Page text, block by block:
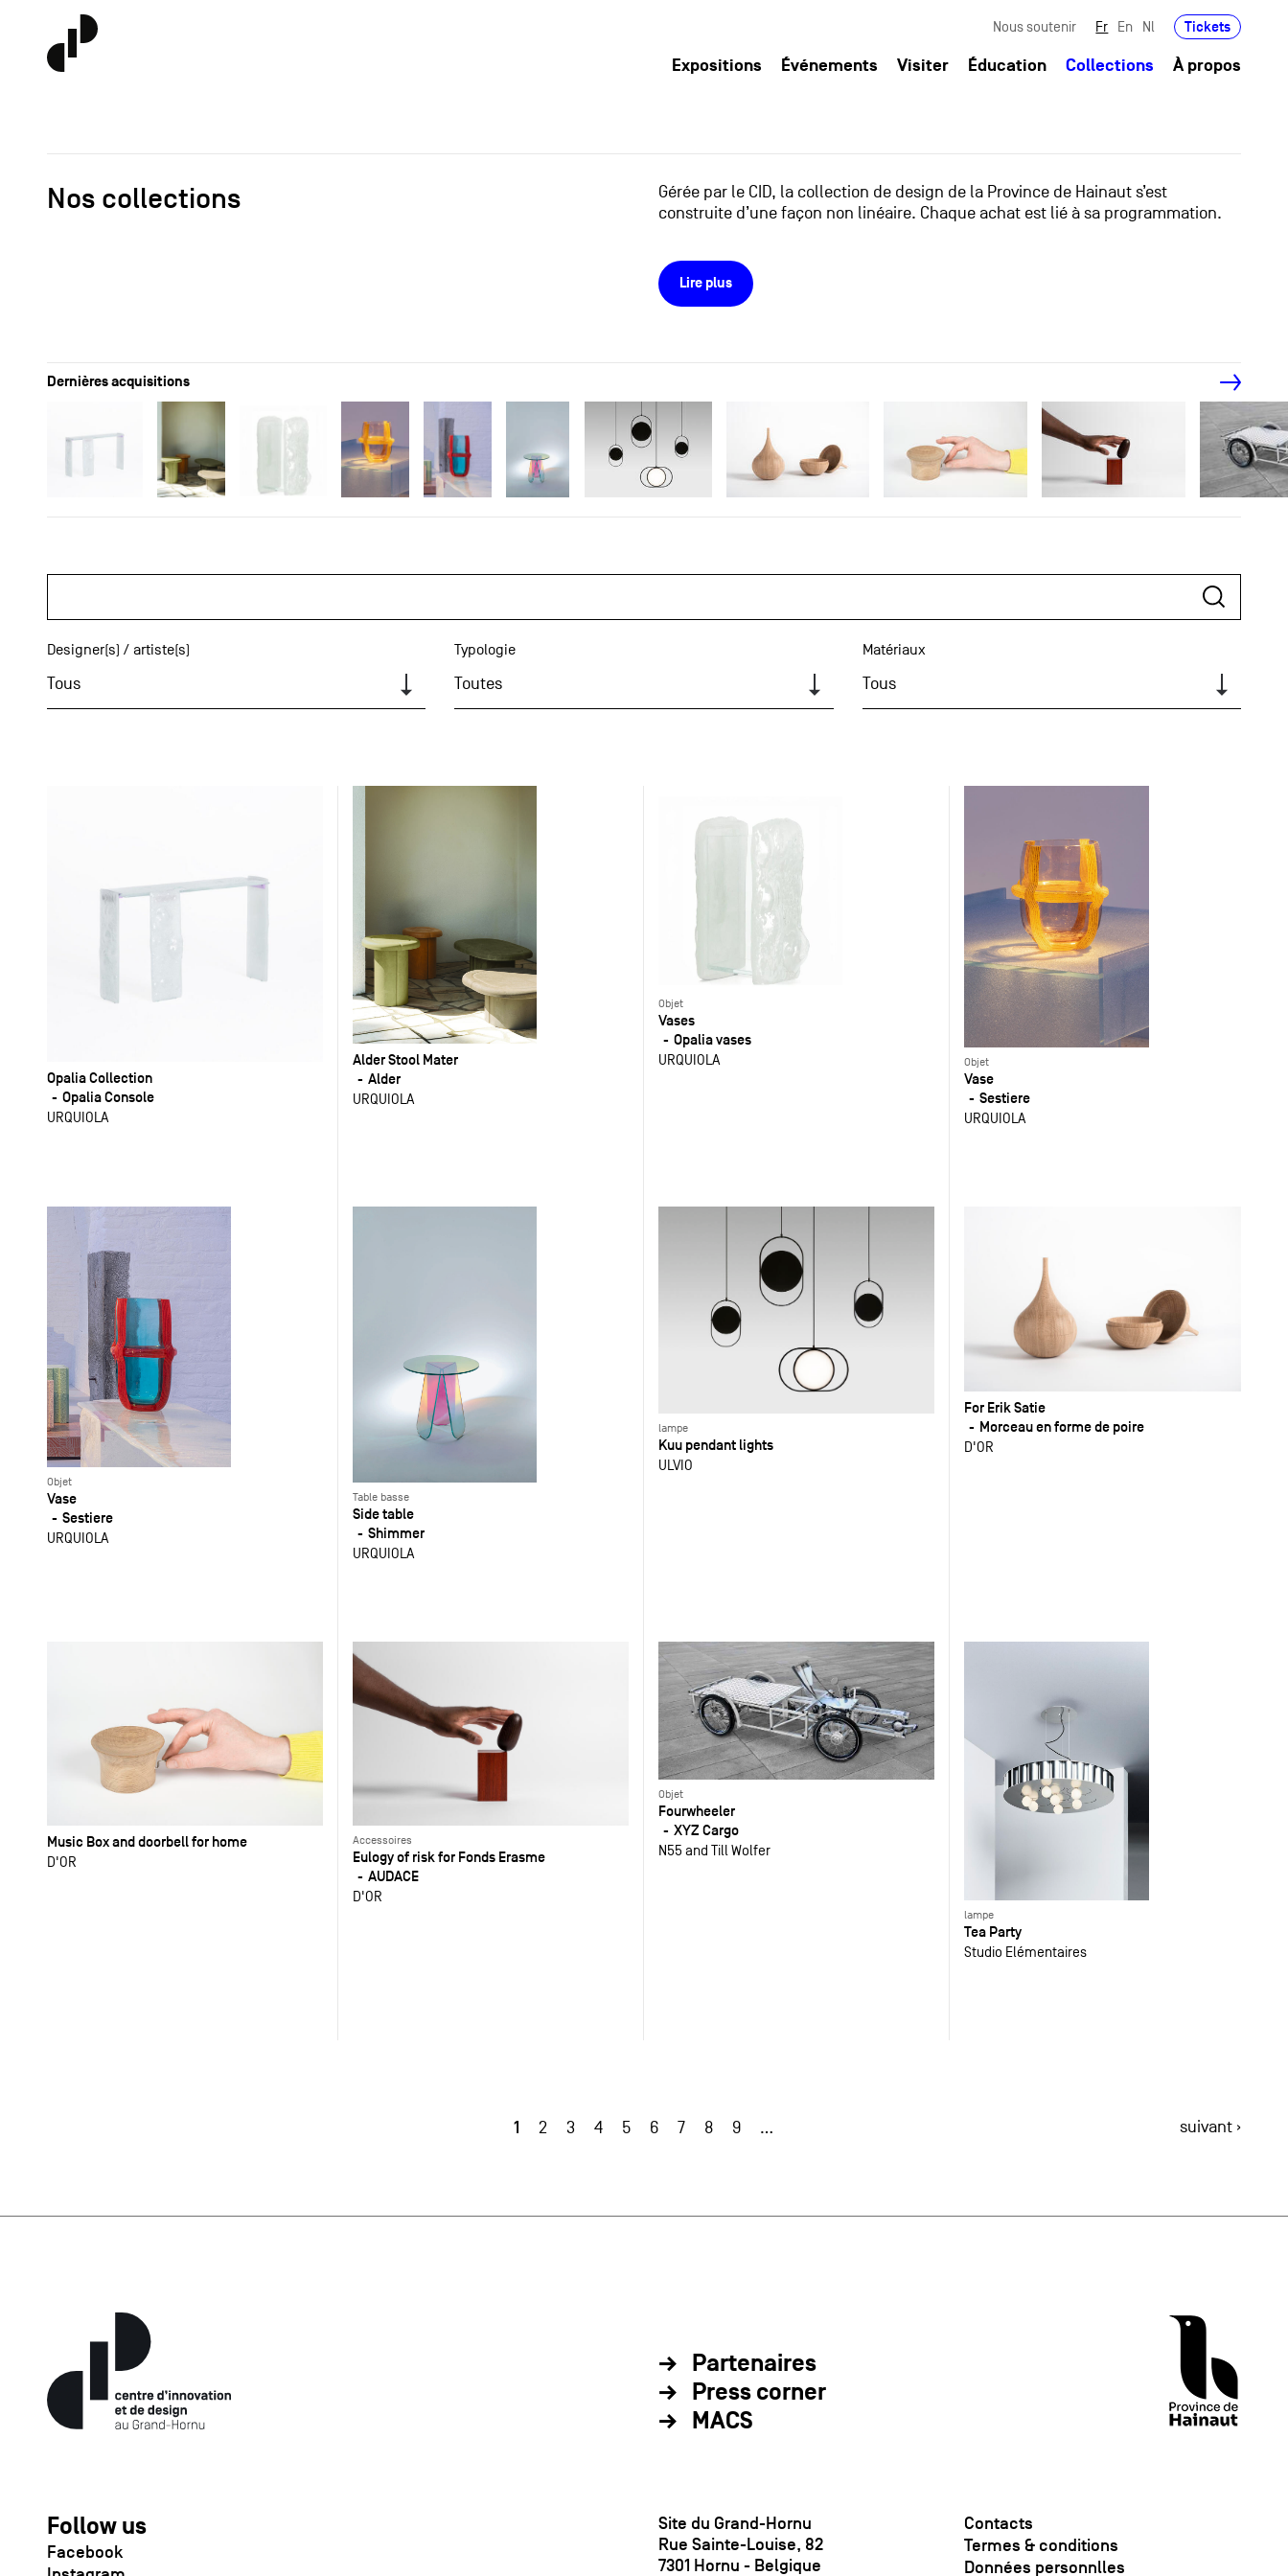
Nous soutenir Fr En Nl Tickets
Expositions Événements Visiter Éducation Collections À propos
Nos collections
Gérée par le CID, la collection de design de la Province de Hainaut s’est
construite d’une façon non linéaire. Chaque achat est lié à sa programmation.
Lire plus
Dernières acquisitions
Designer(s) / artiste(s)
Tous
Typologie
Toutes
Matériaux
Tous
Opalia Collection
Opalia Console
URQUIOLA
Alder Stool Mater
Alder
URQUIOLA
Objet
Vases
Opalia vases
URQUIOLA Objet
Vase
Sestiere
URQUIOLA
Objet
Vase
Sestiere
URQUIOLA
Table basse
Side table
Shimmer
URQUIOLA
lampe
Kuu pendant lights
ULVIO
For Erik Satie
Morceau en forme de poire
D'OR
Music Box and doorbell for home
D'OR
Accessoires
Eulogy of risk for Fonds Erasme
AUDACE
D'OR
Objet
Fourwheeler
XYZ Cargo
N55 and Till Wolfer
lampe
Tea Party
Studio Elémentaires
1 2 3 4 5 6 7 8 9 … suivant ›
Partenaires
Press corner
MACS
Follow us
Facebook
Site du Grand-Hornu
Rue Sainte-Louise, 82
7301 Hornu - Belgique
Contacts
Termes & conditions
Données personnlles